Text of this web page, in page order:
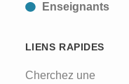
Enseignants
LIENS RAPIDES
Cherchez une